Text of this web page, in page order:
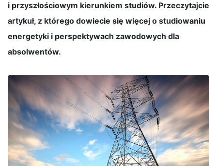
i przyszłościowym kierunkiem studiów. Przeczytajcie
artykuł, z którego dowiecie się więcej o studiowaniu
energetyki i perspektywach zawodowych dla
absolwentów.